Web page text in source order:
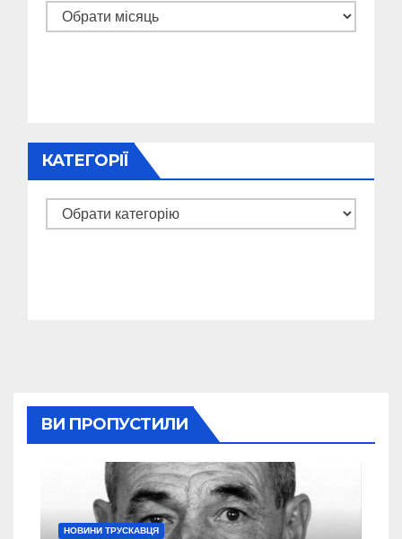
Архіви
КАТЕГОРІЇ
Категорії
ВИ ПРОПУСТИЛИ
НОВИНИ ТРУСКАВЦЯ